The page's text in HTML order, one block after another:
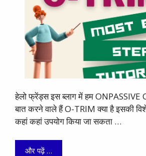
हेलो फ्रेंड्स इस ब्लाग में हम ONPASSIVE
बात करने वाले हैं O-TRIM क्या है इसकी
कहां कहां उपयोग किया जा सकता …
और पढ़ें …